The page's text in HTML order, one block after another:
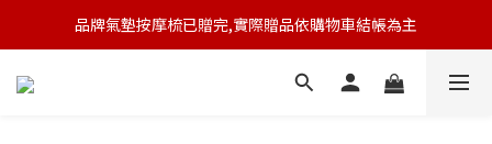
🆕 新會員註冊開卡送9折券 💰
品牌氣墊按摩梳已贈完,實際贈品依購物車結帳為主
🆕 新會員註冊開卡送9折券 💰